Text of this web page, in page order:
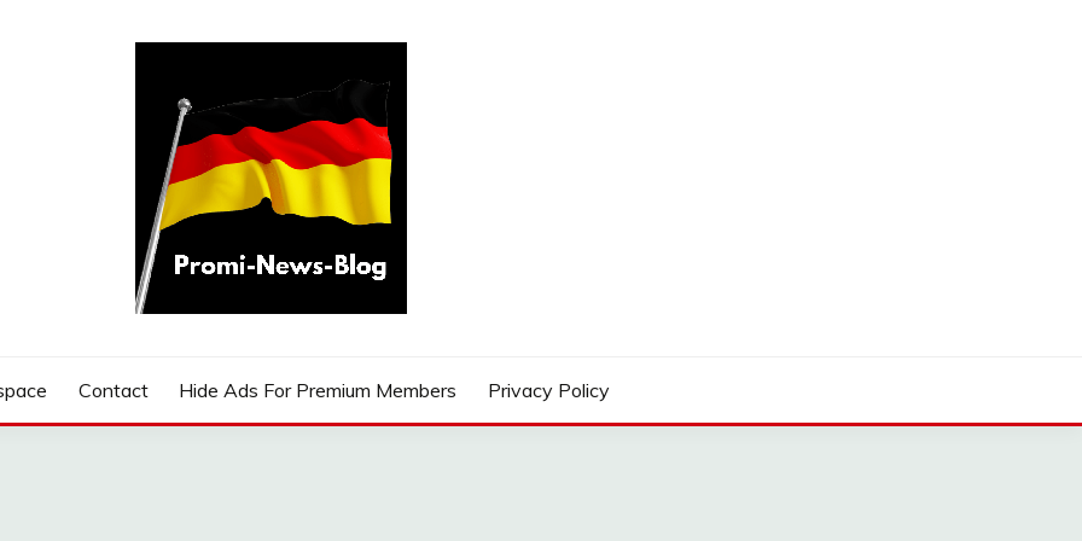
Contact Hide Ads For Premium Members Privacy Policy